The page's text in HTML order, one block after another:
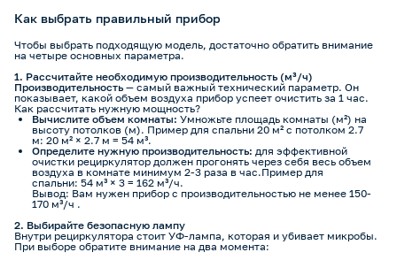
Как выбрать правильный прибор
Чтобы выбрать подходящую модель, достаточно обратить внимание
на четыре основных параметра.
1. Рассчитайте необходимую производительность (м³/ч)
Производительность — самый важный технический параметр. Он
показывает, какой объем воздуха прибор успеет очистить за 1 час.
Как рассчитать нужную мощность?
Вычислите объем комнаты: Умножьте площадь комнаты (м²) на
высоту потолков (м). Пример для спальни 20 м² с потолком 2.7
м: 20 м² × 2.7 м = 54 м³.
Определите нужную производительность: для эффективной
очистки рециркулятор должен прогонять через себя весь объем
воздуха в комнате минимум 2-3 раза в час.Пример для
спальни: 54 м³ × 3 = 162 м³/ч.
Вывод: Вам нужен прибор с производительностью не менее 150-
170 м³/ч .
2. Выбирайте безопасную лампу
Внутри рециркулятора стоит УФ-лампа, которая и убивает микробы.
При выборе обратите внимание на два момента: